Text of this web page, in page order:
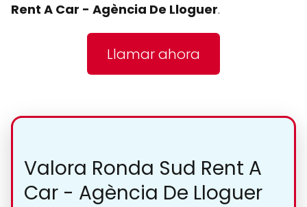
Rent A Car - Agència De Lloguer.
Llamar ahora
Valora Ronda Sud Rent A
Car - Agència De Lloguer